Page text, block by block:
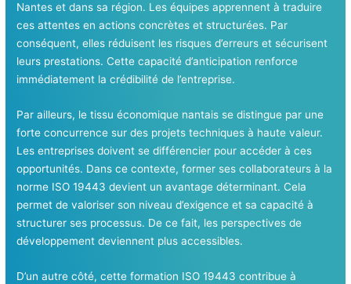
Nantes et dans sa région. Les équipes apprennent à traduire
ces attentes en actions concrètes et structurées. Par
conséquent, elles réduisent les risques d’erreurs et sécurisent
leurs prestations. Cette capacité d’anticipation renforce
immédiatement la crédibilité de l’entreprise.
Par ailleurs, le tissu économique nantais se distingue par une
forte concurrence sur des projets techniques à haute valeur.
Les entreprises doivent se différencier pour accéder à ces
opportunités. Dans ce contexte, former ses collaborateurs à la
norme ISO 19443 devient un avantage déterminant. Cela
permet de valoriser son niveau d’exigence et sa capacité à
structurer ses processus. De ce fait, les perspectives de
développement deviennent plus accessibles.
D’un autre côté, cette formation ISO 19443 contribue à